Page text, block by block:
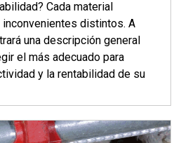
Cada material
distintos. A
una descripción general
el más adecuado para
y la rentabilidad de su